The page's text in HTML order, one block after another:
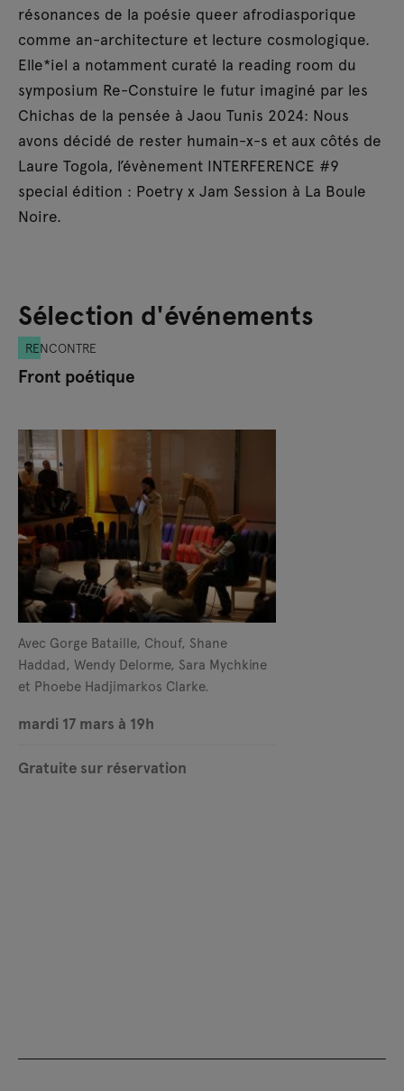
résonances de la poésie queer afrodiasporique
comme an-architecture et lecture cosmologique.
Elle*iel a notamment curaté la reading room du
symposium Re-Constuire le futur imaginé par les
Chichas de la pensée à Jaou Tunis 2024: Nous
avons décidé de rester humain-x-s et aux côtés de
Laure Togola, l’évènement INTERFERENCE #9
special édition : Poetry x Jam Session à La Boule
Noire.
Sélection d'événements
RENCONTRE
Front poétique
Avec Gorge Bataille, Chouf, Shane
Haddad, Wendy Delorme, Sara Mychkine
et Phoebe Hadjimarkos Clarke.
mardi 17 mars à 19h
Gratuite sur réservation